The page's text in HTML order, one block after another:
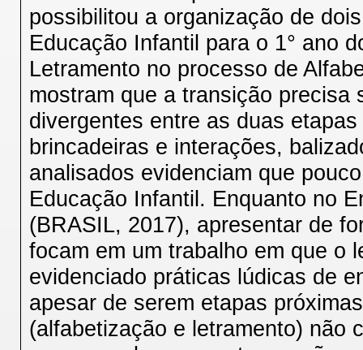
possibilitou a organização de
Educação Infantil para o 1° ano
Letramento no processo de
mostram que a transição
divergentes entre as duas
brincadeiras e interações,
analisados evidenciam que
Educação Infantil. Enquanto no
(BRASIL, 2017), apresentar de
focam em um trabalho em que o
evidenciado práticas lúdicas de
apesar de serem etapas
(alfabetização e letramento) não